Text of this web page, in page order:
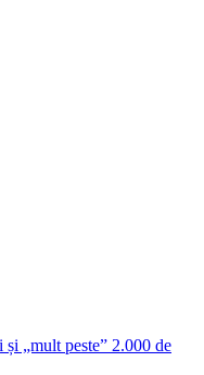
„mult peste” 2.000 de